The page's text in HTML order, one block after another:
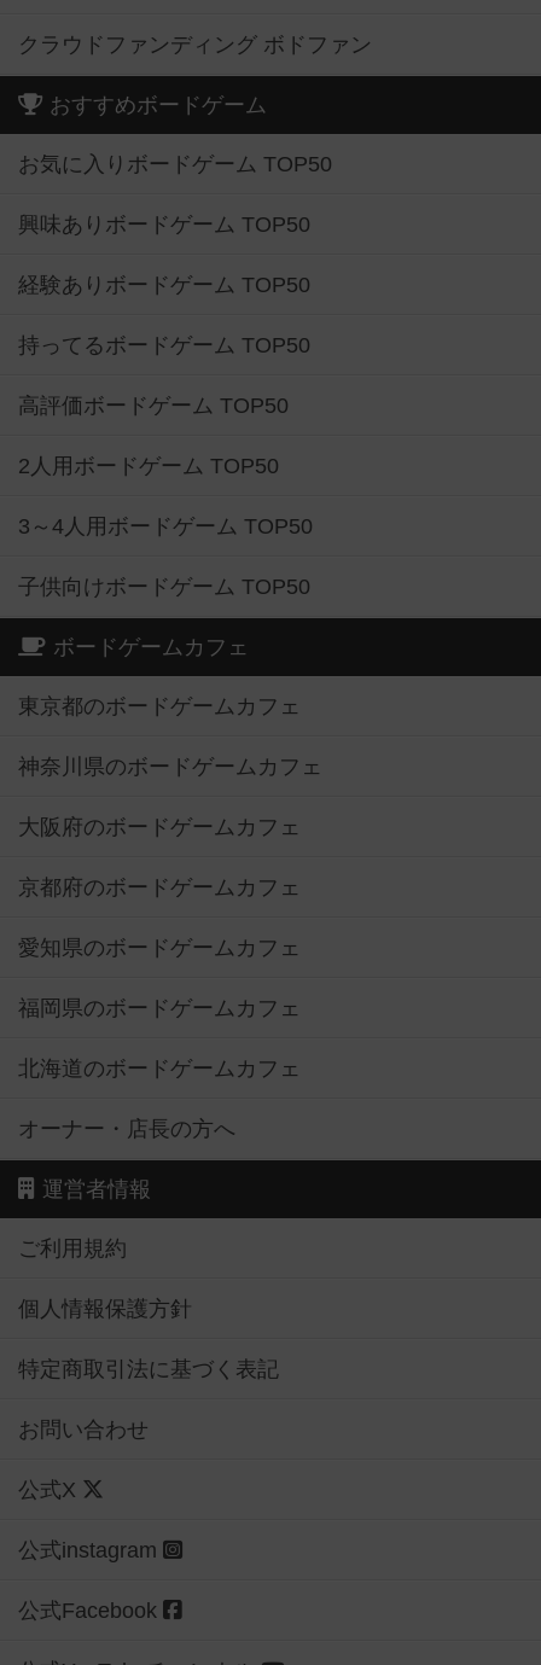
クラウドファンディング ボドファン
おすすめボードゲーム
お気に入りボードゲーム TOP50
興味ありボードゲーム TOP50
経験ありボードゲーム TOP50
持ってるボードゲーム TOP50
高評価ボードゲーム TOP50
2人用ボードゲーム TOP50
3～4人用ボードゲーム TOP50
子供向けボードゲーム TOP50
ボードゲームカフェ
東京都のボードゲームカフェ
神奈川県のボードゲームカフェ
大阪府のボードゲームカフェ
京都府のボードゲームカフェ
愛知県のボードゲームカフェ
福岡県のボードゲームカフェ
北海道のボードゲームカフェ
オーナー・店長の方へ
運営者情報
ご利用規約
個人情報保護方針
特定商取引法に基づく表記
お問い合わせ
公式X
公式instagram
公式Facebook